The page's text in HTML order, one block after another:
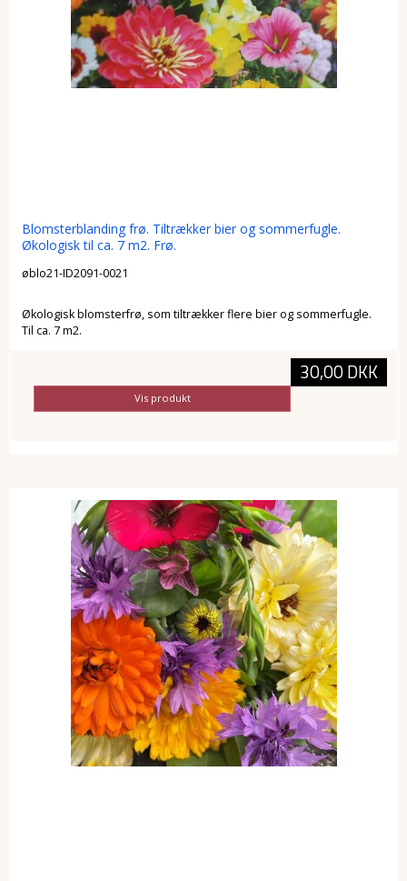
Blomsterblanding frø. Tiltrækker bier og sommerfugle.
Økologisk til ca. 7 m2. Frø.
øblo21-ID2091-0021
Økologisk blomsterfrø, som tiltrækker flere bier og sommerfugle.
Til ca. 7 m2.
30,00 DKK
Vis produkt